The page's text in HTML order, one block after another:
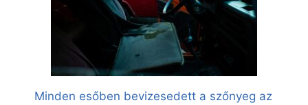
Minden esőben bevizesedett a szőnyeg az